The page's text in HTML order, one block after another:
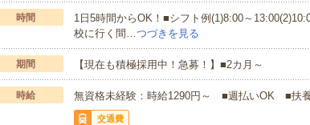
時間
1日5時間からOK！■シフト例(1)8:00～
校に行く間…つづきを見る
期間 【現在も積極採用中！急募！】■2カ月～
時給 無資格未経験：時給1290円～ ■週払いOK ■扶
交通費